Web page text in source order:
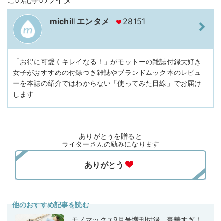
michill エンタメ 28151
「お得に可愛くキレイなる！」がモットーの雑誌付録大好き
女子がおすすめの付録つき雑誌やブランドムック本のレビュ
ーを本誌の紹介ではわからない「使ってみた目線」でお届け
します！
ありがとうを贈ると
ライターさんの励みになります
他のおすすめ記事を読む